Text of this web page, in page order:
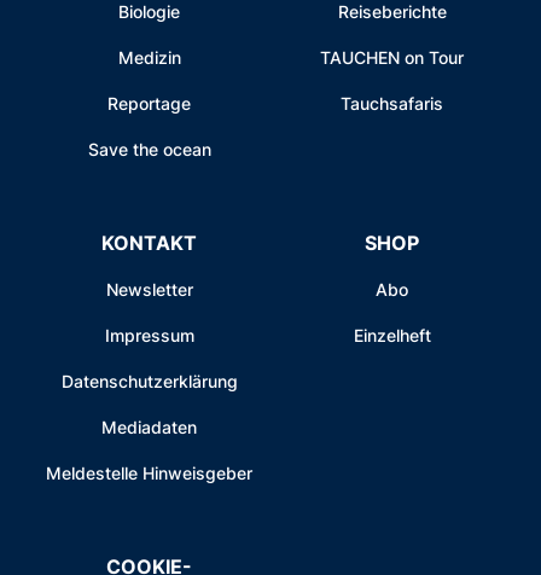
Biologie
Medizin
Reportage
Save the ocean
Reiseberichte
TAUCHEN on Tour
Tauchsafaris
KONTAKT
Newsletter
Impressum
Datenschutzerklärung
Mediadaten
Meldestelle Hinweisgeber
SHOP
Abo
Einzelheft
COOKIE-